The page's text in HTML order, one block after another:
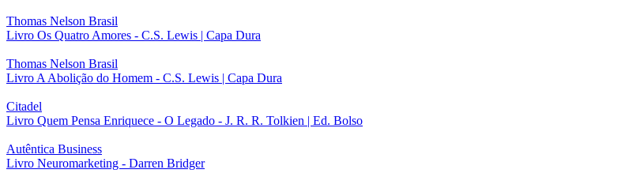
Thomas Nelson Brasil
Livro Os Quatro Amores - C.S. Lewis | Capa Dura
Thomas Nelson Brasil
Livro A Abolição do Homem - C.S. Lewis | Capa Dura
Citadel
Livro Quem Pensa Enriquece - O Legado - J. R. R. Tolkien | Ed. Bolso
Autêntica Business
Livro Neuromarketing - Darren Bridger